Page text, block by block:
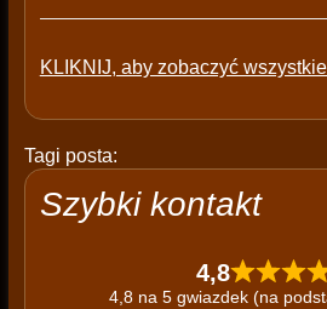
KLIKNIJ, aby zobaczyć
Tagi posta:
Szybki kontakt
4,8
4,8 na 5 gwiazdek (na